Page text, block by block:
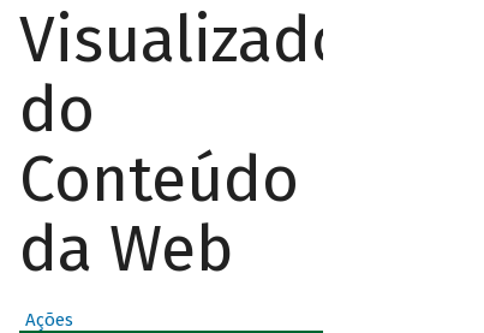
Visualizador
do
Conteúdo
da Web
Ações